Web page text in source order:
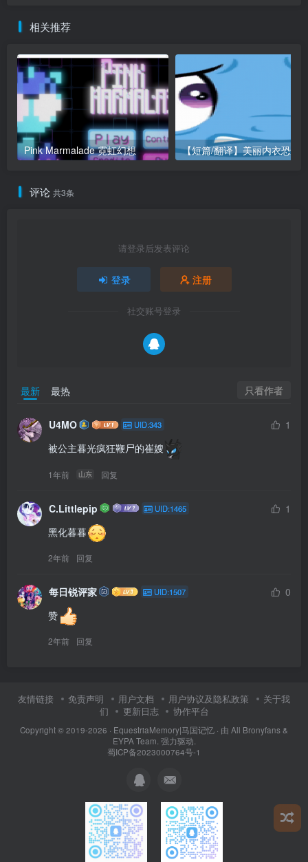
相关推荐
Pink Marmalade 霓虹幻想
评论 共3条
请登录后发表评论
登录 注册
社交账号登录
最新 最热 只看作者
U4MO UID:343
1
被公主暮光疯狂鞭尸的崔嫂
1年前 山东 回复
C.Littlepip UID:1465
1
黑化暮暮
2年前 回复
每日锐评家 UID:1507
0
赞
2年前 回复
友情链接 免责声明 用户文档 用户协议及隐私政策
关于我
们
更新日志 协作平台
Copyright © 2019-2026 · EquestriaMemory|马国记忆 · 由 All Bronyfans &
EYPA Team. 强力驱动.
蜀ICP备2023000764号-1